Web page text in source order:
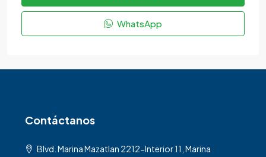
WhatsApp
Contáctanos
Blvd. Marina Mazatlan 2212-Interior 11, Marina